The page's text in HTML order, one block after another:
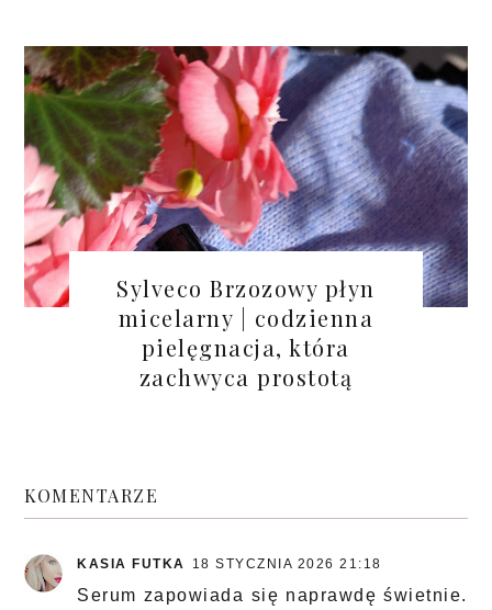
Sylveco Brzozowy płyn
micelarny | codzienna
pielęgnacja, która
zachwyca prostotą
KOMENTARZE
KASIA FUTKA 18 STYCZNIA 2026 21:18
Serum zapowiada się naprawdę świetnie.